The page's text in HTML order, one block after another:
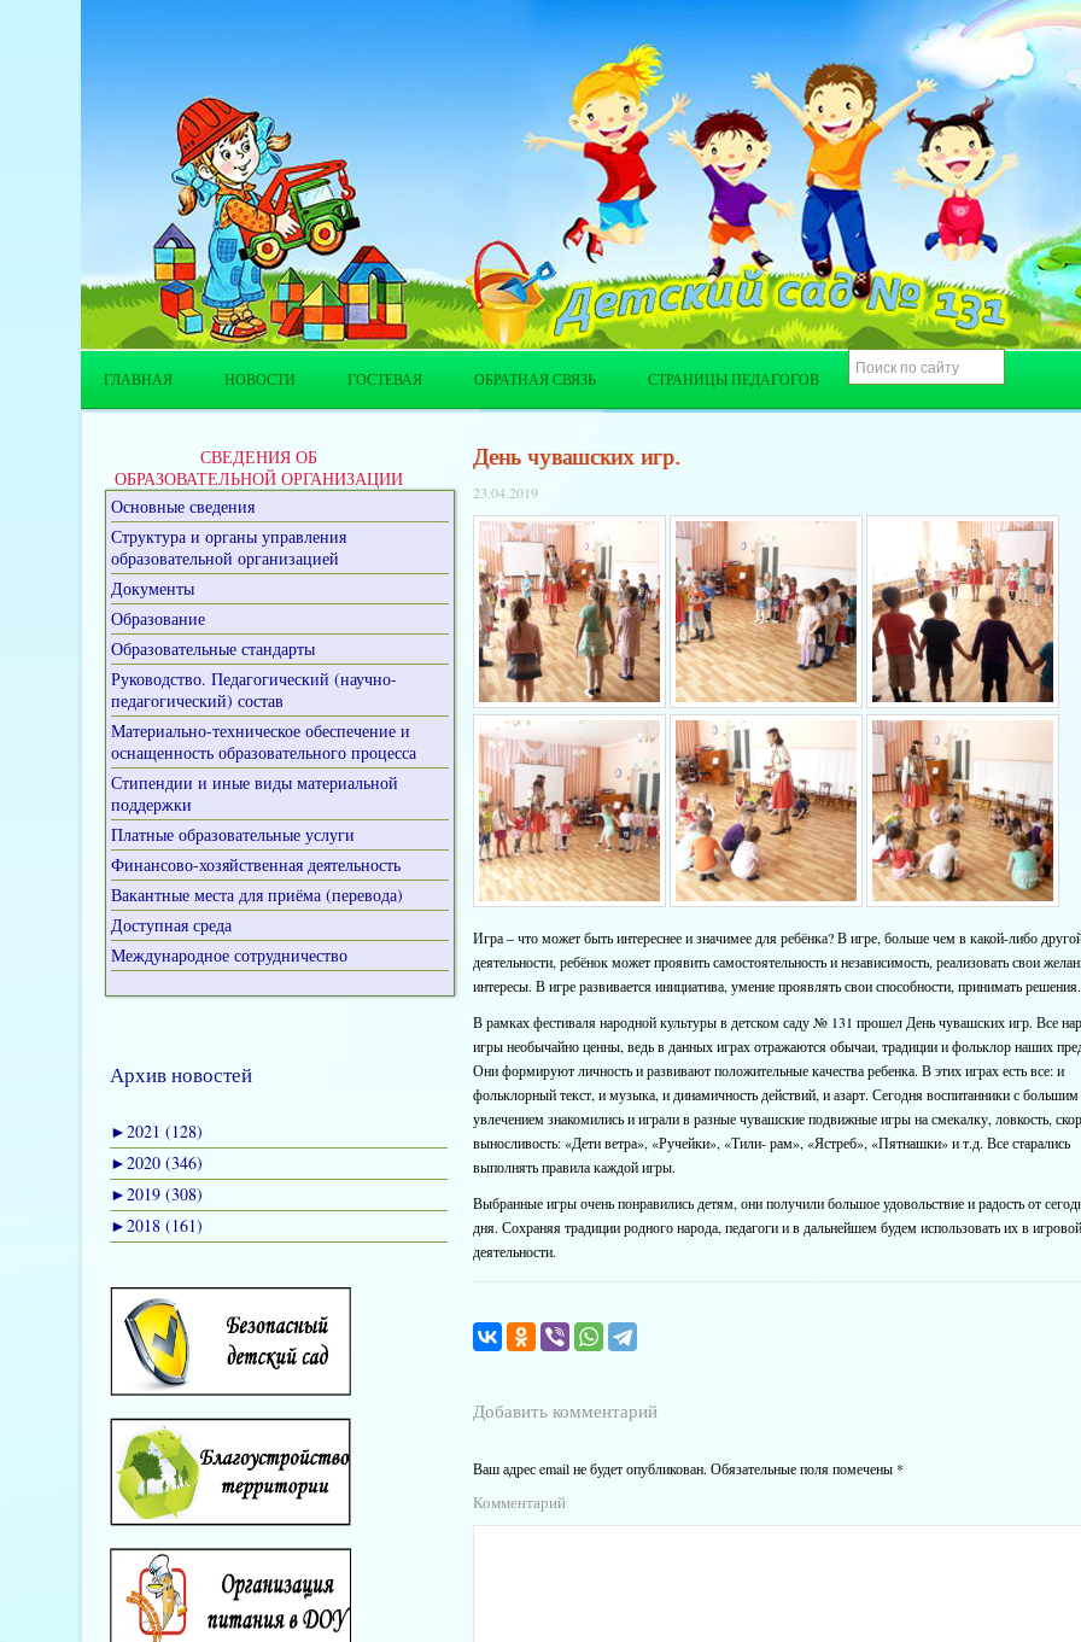
ГЛАВНАЯ НОВОСТИ ГОСТЕВАЯ ОБРАТНАЯ СВЯЗЬ СТРАНИЦЫ ПЕДАГОГОВ
СВЕДЕНИЯ ОБ
ОБРАЗОВАТЕЛЬНОЙ ОРГАНИЗАЦИИ
Основные сведения
Структура и органы управления
образовательной организацией
Документы
Образование
Образовательные стандарты
Руководство. Педагогический (научно-
педагогический) состав
Материально-техническое обеспечение и
оснащенность образовательного процесса
Стипендии и иные виды материальной
поддержки
Платные образовательные услуги
Финансово-хозяйственная деятельность
Вакантные места для приёма (перевода)
Доступная среда
Международное сотрудничество
Архив новостей
►2021 (128)
►2020 (346)
►2019 (308)
►2018 (161)
День чувашских игр.
23.04.2019
Игра – что может быть интереснее и значимее для ребёнка? В игре, больше чем в какой-либо
деятельности, ребёнок может проявить самостоятельность и независимость, реализовать свои
интересы. В игре развивается инициатива, умение проявлять свои способности, принимать решения.
В рамках фестиваля народной культуры в детском саду № 131 прошел День чувашских игр. Все
игры необычайно ценны, ведь в данных играх отражаются обычаи, традиции и фольклор наших
Они формируют личность и развивают положительные качества ребенка. В этих играх есть все: и
фольклорный текст, и музыка, и динамичность действий, и азарт. Сегодня воспитанники с большим
увлечением знакомились и играли в разные чувашские подвижные игры на смекалку, ловкость,
выносливость: «Дети ветра», «Ручейки», «Тили- рам», «Ястреб», «Пятнашки» и т.д. Все старались
выполнять правила каждой игры.
Выбранные игры очень понравились детям, они получили большое удовольствие и радость от
дня. Сохраняя традиции родного народа, педагоги и в дальнейшем будем использовать их в
деятельности.
Добавить комментарий
Ваш адрес email не будет опубликован. Обязательные поля помечены *
Комментарий